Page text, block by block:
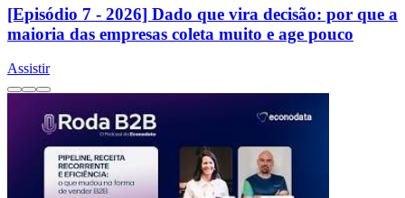
[Episódio 7 - 2026] Dado que vira decisão: por que a
maioria das empresas coleta muito e age pouco
Assistir